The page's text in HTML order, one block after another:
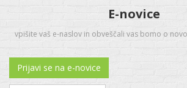
E-novice
vpišite vaš e-naslov in obveščali vas bomo o
Prijavi se na e-novice